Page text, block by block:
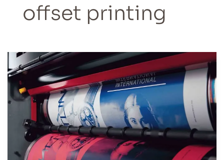
offset printing
4
Tips
Memilih
Percetakan
Offset
Printing
Jakarta
Bali